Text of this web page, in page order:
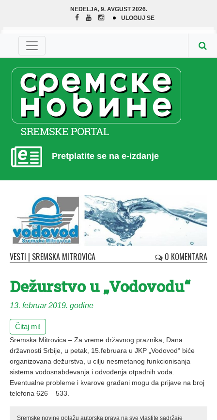
NEDELJA, 9. AVGUST 2026.
ULOGUJ SE
Pretplatite se na e-izdanje
VESTI | SREMSKA MITROVICA 0 KOMENTARA
Dežurstvo u „Vodovodu“
13. februar 2019. godine
Čitaj mi!
Sremska Mitrovica – Za vreme državnog praznika, Dana
državnosti Srbije, u petak, 15.februara u JKP „Vodovod“ biće
organizovana dežurstva, u cilju nesmetanog funkcionisanja
sistema vodosnabdevanja i odvođenja otpadnih voda.
Eventualne probleme i kvarove građani mogu da prijave na broj
telefona 626 – 533.
Sremske novine polažu autorska prava na sve vlastite sadržaje